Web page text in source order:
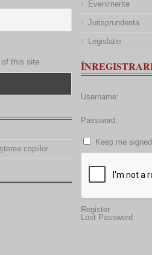
this site
copiilor
Evenimente
Jurisprundenta
Legislatie
Username:
Password:
Keep me
Register
Lost Password